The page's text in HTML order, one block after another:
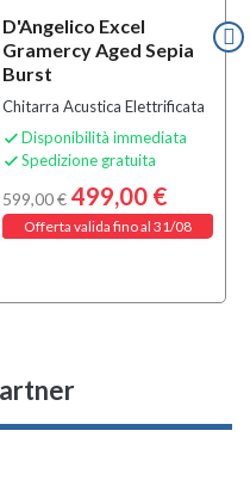
D'Angelico Excel
Gramercy Aged Sepia
Burst
Chitarra Acustica Elettrificata
 Disponibilità immediata
 Spedizione gratuita
599,00 € 499,00 €
Offerta valida fino al 31/08